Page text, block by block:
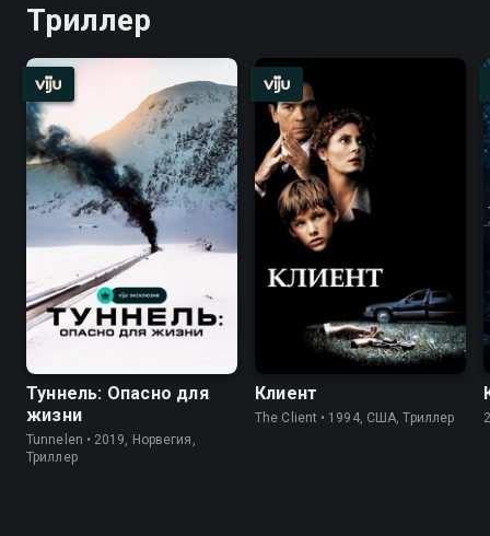
Триллер
Туннель: Опасно для
жизни
Tunnelen • 2019, Норвегия,
Триллер
Клиент
The Client • 1994, США, Триллер